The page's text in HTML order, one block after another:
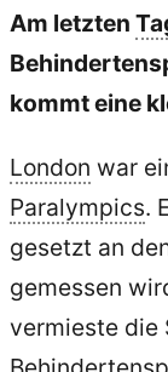
Am letzten
kommt eine
London war
Paralympics.
gesetzt an
gemessen
vermieste die